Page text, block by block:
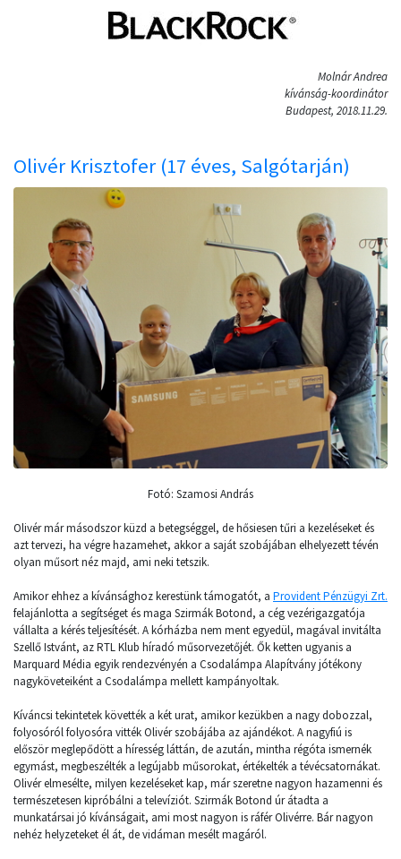
Molnár Andrea
kívánság-koordinátor
Budapest, 2018.11.29.
Olivér Krisztofer (17 éves, Salgótarján)
Fotó: Szamosi András
Olivér már másodszor küzd a betegséggel, de hősiesen tűri a kezeléseket és
azt tervezi, ha végre hazamehet, akkor a saját szobájában elhelyezett tévén
olyan műsort néz majd, ami neki tetszik.
Amikor ehhez a kívánsághoz kerestünk támogatót, a Provident Pénzügyi Zrt.
felajánlotta a segítséget és maga Szirmák Botond, a cég vezérigazgatója
vállalta a kérés teljesítését. A kórházba nem ment egyedül, magával invitálta
Szellő Istvánt, az RTL Klub híradó műsorvezetőjét. Ők ketten ugyanis a
Marquard Média egyik rendezvényén a Csodalámpa Alapítvány jótékony
nagyköveteiként a Csodalámpa mellett kampányoltak.
Kíváncsi tekintetek követték a két urat, amikor kezükben a nagy dobozzal,
folyosóról folyosóra vitték Olivér szobájába az ajándékot. A nagyfiú is
először meglepődött a híresség láttán, de azután, mintha régóta ismernék
egymást, megbeszélték a legújabb műsorokat, értékelték a tévécsatornákat.
Olivér elmesélte, milyen kezeléseket kap, már szeretne nagyon hazamenni és
természetesen kipróbálni a televíziót. Szirmák Botond úr átadta a
munkatársai jó kívánságait, ami most nagyon is ráfér Olivérre. Bár nagyon
nehéz helyzeteket él át, de vidáman mesélt magáról.